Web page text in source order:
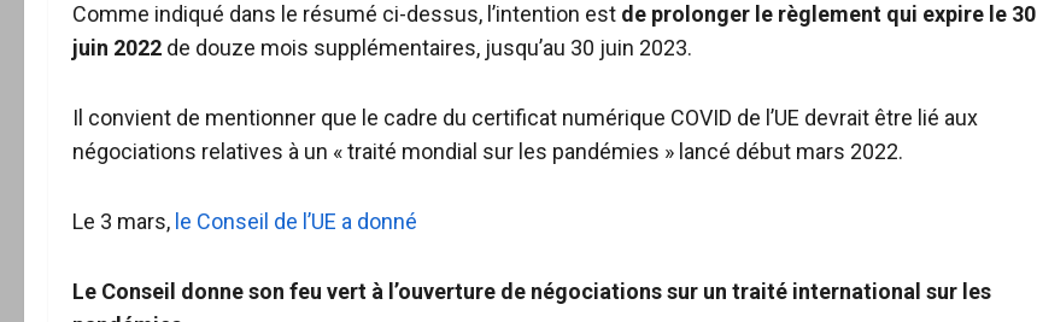
Comme indiqué dans le résumé ci-dessus, l’intention est de prolonger le règlement qui expire le 30
juin 2022 de douze mois supplémentaires, jusqu’au 30 juin 2023.
Il convient de mentionner que le cadre du certificat numérique COVID de l’UE devrait être lié aux
négociations relatives à un « traité mondial sur les pandémies » lancé début mars 2022.
Le 3 mars, le Conseil de l’UE a donné
Le Conseil donne son feu vert à l’ouverture de négociations sur un traité international sur les